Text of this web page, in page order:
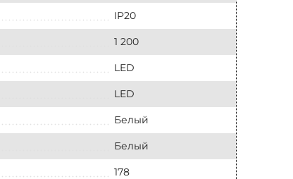
IP20
1 200
LED
LED
Белый
Белый
178